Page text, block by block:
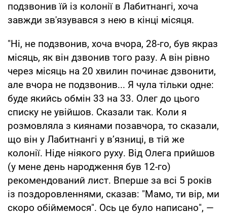
подзвонив їй із колонії в Лабитнангі, хоча
завжди зв'язувався з нею в кінці місяця.
"Ні, не подзвонив, хоча вчора, 28-го, був якраз
місяць, як він дзвонив того разу. А він рівно
через місяць на 20 хвилин починає дзвонити,
але вчора не подзвонив... Я чула тільки одне:
буде якийсь обмін 33 на 33. Олег до цього
списку не увійшов. Сказали так. Коли я
розмовляла з киянами позавчора, то сказали,
що він у Лабитнангі у в’язниці, в тій же
колонії. Ніде ніякого руху. Від Олега прийшов
(у мене день народження був 12-го)
рекомендований лист. Вперше за всі 5 років
із поздоровленнями, сказав: "Мамо, ти вір, ми
скоро обіймемося". Ось це було написано", —